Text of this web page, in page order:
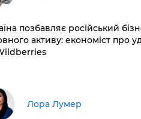
позбавляє російський
активу: економіст про
​Лора Лумер